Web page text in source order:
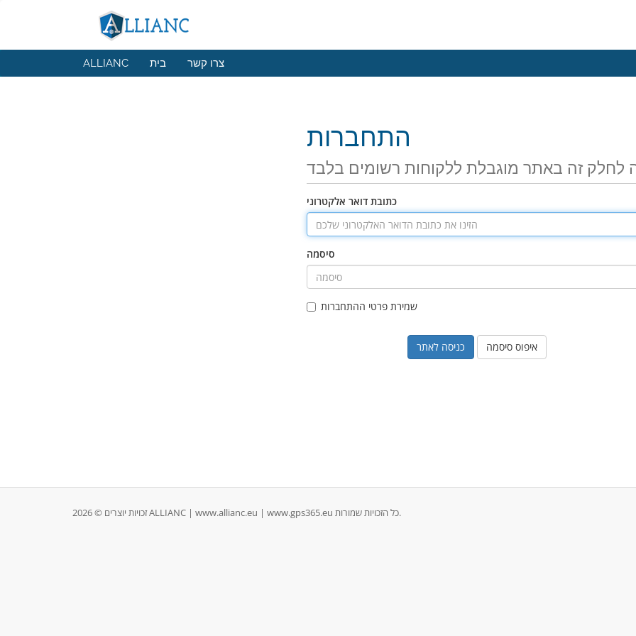
ALLIANC בית צרו קשר
התחברות
לחלק זה באתר מוגבלת ללקוחות רשומים בלבד
כתובת דואר אלקטרוני
סיסמה
שמירת פרטי ההתחברות
איפוס סיסמה
זכויות יוצרים © 2026 ALLIANC | www.allianc.eu | www.gps365.eu כל הזכויות שמורות.